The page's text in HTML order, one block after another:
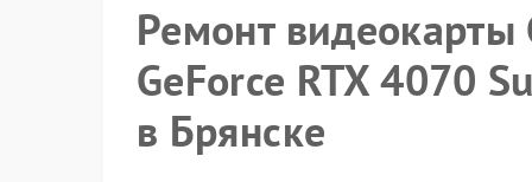
Ремонт
GeForce RTX 4070
в Брянске